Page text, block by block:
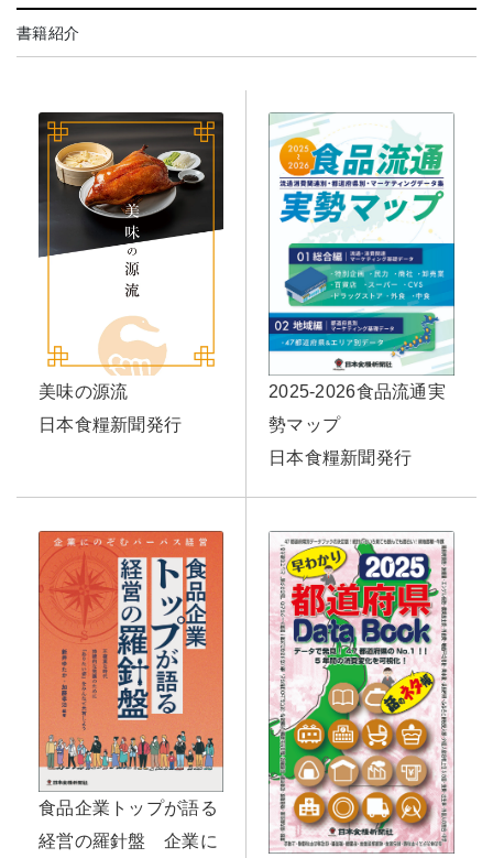
書籍紹介
美味の源流
日本食糧新聞発行
2025-2026食品流通実
勢マップ
日本食糧新聞発行
食品企業トップが語る
経営の羅針盤 企業に